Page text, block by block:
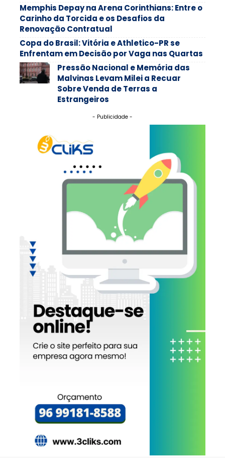
Memphis Depay na Arena Corinthians: Entre o
Carinho da Torcida e os Desafios da
Renovação Contratual
Copa do Brasil: Vitória e Athletico-PR se
Enfrentam em Decisão por Vaga nas Quartas
Pressão Nacional e Memória das
Malvinas Levam Milei a Recuar
Sobre Venda de Terras a
Estrangeiros
- Publicidade -